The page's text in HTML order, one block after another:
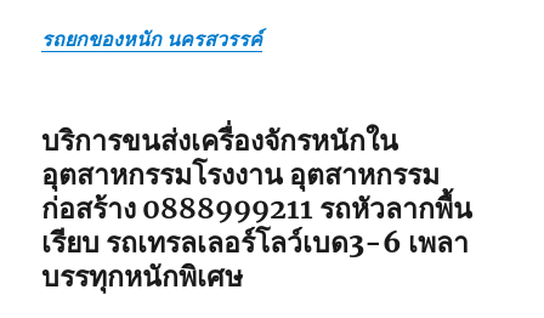
รถยกของหนัก นครสวรรค์
บริการขนส่งเครื่องจักรหนักใน
อุตสาหกรรมโรงงาน อุตสาหกรรม
ก่อสร้าง 0888999211 รถหัวลากพื้น
เรียบ รถเทรลเลอร์โลว์เบด3-6 เพลา
บรรทุกหนักพิเศษ